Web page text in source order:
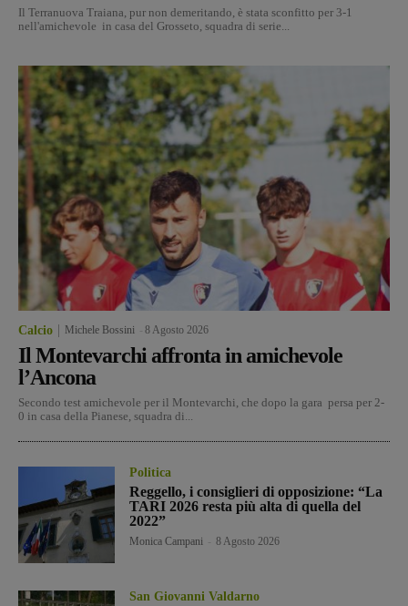
Il Terranuova Traiana, pur non demeritando, è stata sconfitto per 3-1
nell'amichevole in casa del Grosseto, squadra di serie...
Calcio Michele Bossini 8 Agosto 2026
Il Montevarchi affronta in amichevole
l’Ancona
Secondo test amichevole per il Montevarchi, che dopo la gara persa per 2-
0 in casa della Pianese, squadra di...
Politica
Reggello, i consiglieri di opposizione: “La
TARI 2026 resta più alta di quella del
2022”
Monica Campani 8 Agosto 2026
San Giovanni Valdarno